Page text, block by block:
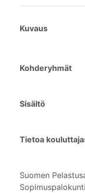
Kuvaus
Kohderyhmät
Sisältö
Tietoa
Suomen